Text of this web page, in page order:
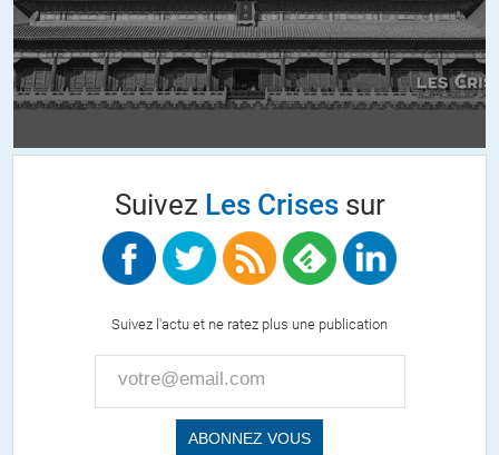
+6 ALERTER
confère des prérogatives. »
Le leadership américain se caractérise plutôt par des prérogatives
disproportionnés et l’irresponsabilité.
« Pour le dire crûment – plus crûment qu’Albright ne l’aurait exprimé
devant un public de télévision – nous déterminons les règles. »
Suivez Les Crisessur
Suivez l'actu et ne ratez plus une publication